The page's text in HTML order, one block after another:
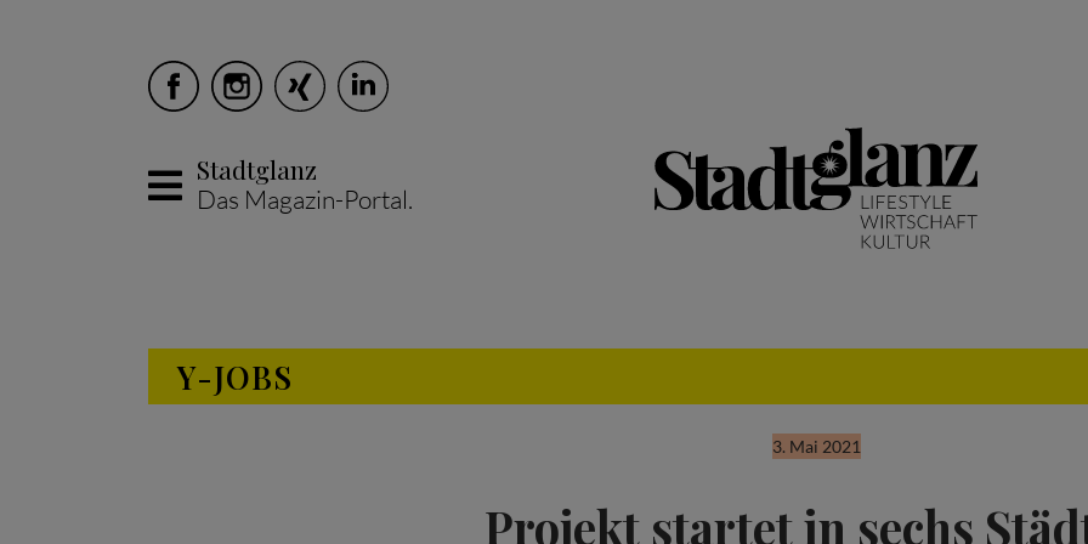
Stadtglanz
Das Magazin-Portal.
Y-JOBS
3. Mai 2021
Projekt startet in sechs